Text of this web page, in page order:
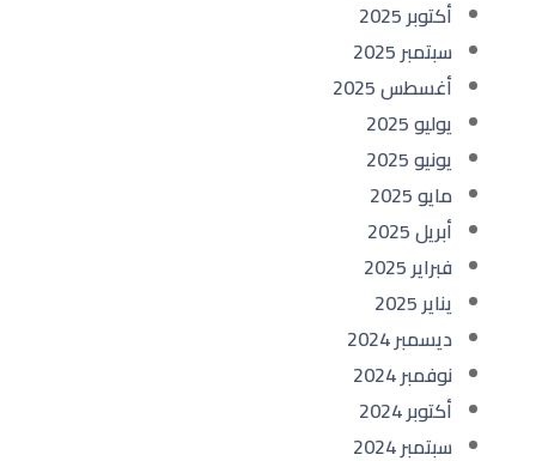
أكتوبر 2025
سبتمبر 2025
أغسطس 2025
يوليو 2025
يونيو 2025
مايو 2025
أبريل 2025
فبراير 2025
يناير 2025
ديسمبر 2024
نوفمبر 2024
أكتوبر 2024
سبتمبر 2024